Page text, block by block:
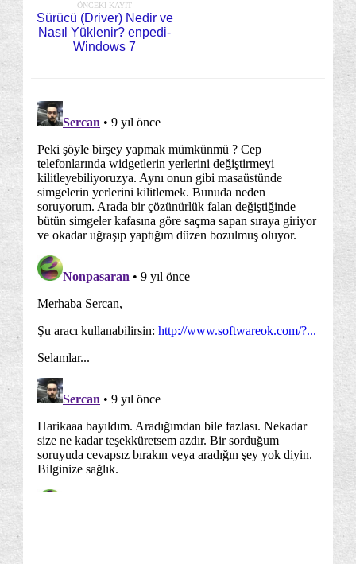
ÖNCEKI KAYIT
Sürücü (Driver) Nedir ve
Nasıl Yüklenir? enpedi-
Windows 7